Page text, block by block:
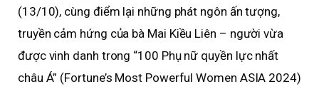
(13/10), cùng điểm lại những phát ngôn ấn tượng,
truyền cảm hứng của bà Mai Kiều Liên – người vừa
được vinh danh trong “100 Phụ nữ quyền lực nhất
châu Á” (Fortune’s Most Powerful Women ASIA 2024)